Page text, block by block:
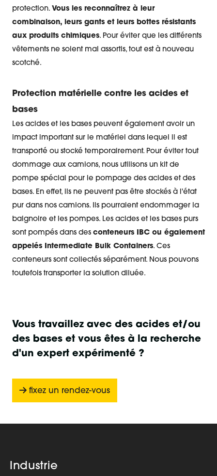
protection. Vous les reconnaîtrez à leur
combinaison, leurs gants et leurs bottes résistants
aux produits chimiques. Pour éviter que les différents
vêtements ne soient mal assortis, tout est à nouveau
scotché.
Protection matérielle contre les acides et
bases
Les acides et les bases peuvent également avoir un
impact important sur le matériel dans lequel il est
transporté ou stocké temporairement. Pour éviter tout
dommage aux camions, nous utilisons un kit de
pompe spécial pour le pompage des acides et des
bases. En effet, ils ne peuvent pas être stockés à l'état
pur dans nos camions. Ils pourraient endommager la
baignoire et les pompes. Les acides et les bases purs
sont pompés dans des conteneurs IBC ou également
appelés Intermediate Bulk Containers. Ces
conteneurs sont collectés séparément. Nous pouvons
toutefois transporter la solution diluée.
Vous travaillez avec des acides et/ou
des bases et vous êtes à la recherche
d'un expert expérimenté ?
fixez un rendez-vous
Industrie